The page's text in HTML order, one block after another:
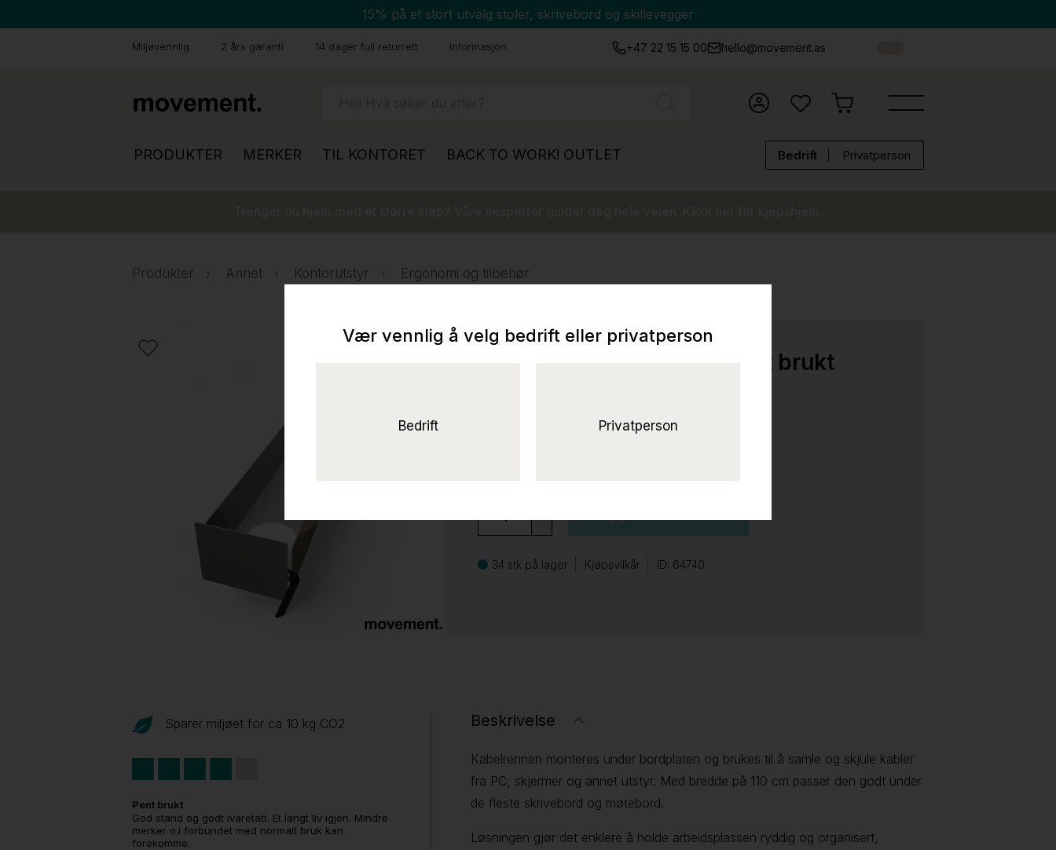
15% på et stort utvalg stoler, skrivebord og skillevegger
Miljøvennlig 2 års garanti 14 dager full returrett Informasjon +47 22 15 15 00 hello@movement.as
PRODUKTER MERKER TIL KONTORET BACK TO WORK! OUTLET Bedrift Privatperson
Produkter Annet Kontorutstyr Ergonomi og tilbehør
Kabelrenne 110cm Grå, Pent brukt
34 stk på lager Kjøpsvilkår ID: 64740
Sparer miljøet for ca 10 kg CO2
Pent brukt
God stand og godt ivaretatt. Et langt liv igjen. Mindre
merker o.l forbundet med normalt bruk kan
forekomme.
Beskrivelse
Kabelrennen monteres under bordplaten og brukes til å samle og skjule kabler
fra PC, skjermer og annet utstyr. Med bredde på 110 cm passer den godt under
de fleste skrivebord og møtebord.
Løsningen gjør det enklere å holde arbeidsplassen ryddig og organisert,
Vær vennlig å velg bedrift eller privatperson
Bedrift Privatperson